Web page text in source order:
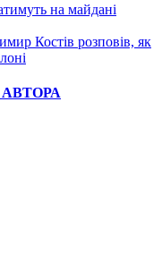
на майдані
Костів розповів, як